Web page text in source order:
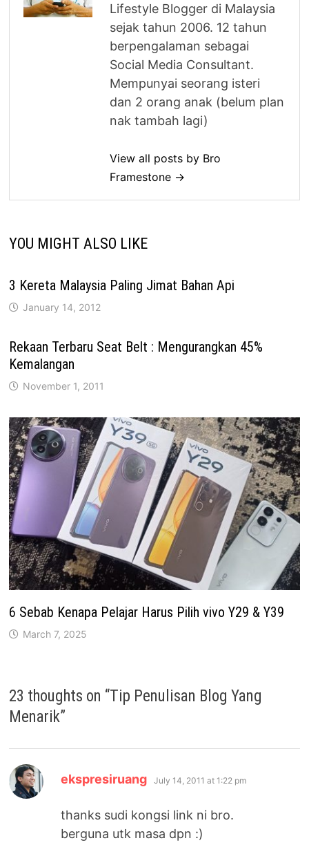
Lifestyle Blogger di Malaysia
sejak tahun 2006. 12 tahun
berpengalaman sebagai
Social Media Consultant.
Mempunyai seorang isteri
dan 2 orang anak (belum plan
nak tambah lagi)
View all posts by Bro
Framestone →
YOU MIGHT ALSO LIKE
3 Kereta Malaysia Paling Jimat Bahan Api
January 14, 2012
Rekaan Terbaru Seat Belt : Mengurangkan 45%
Kemalangan
November 1, 2011
6 Sebab Kenapa Pelajar Harus Pilih vivo Y29 & Y39
March 7, 2025
23 thoughts on “Tip Penulisan Blog Yang
Menarik”
ekspresiruang says:
July 14, 2011 at 1:22 pm
thanks sudi kongsi link ni bro.
berguna utk masa dpn :)